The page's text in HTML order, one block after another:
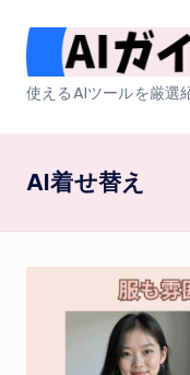
Skip
content
A
イ
ド
使えるAIツールを厳選
AI着せ替え